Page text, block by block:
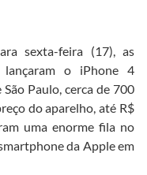
sexta-feira (17), as
lançaram o iPhone 4
Paulo, cerca de 700
do aparelho, até R$
uma enorme fila no
da Apple em